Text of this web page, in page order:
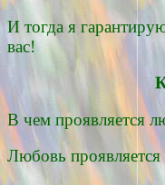
И тогда я
вас!
В чем проявляется
Любовь